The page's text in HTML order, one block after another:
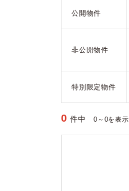
公開物件
非公開物件
特別限定物件
0 件中 0～0を表示